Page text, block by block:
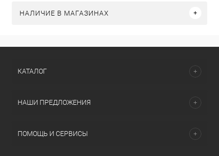
НАЛИЧИЕ В МАГАЗИНАХ
КАТАЛОГ
НАШИ ПРЕДЛОЖЕНИЯ
ПОМОЩЬ И СЕРВИСЫ